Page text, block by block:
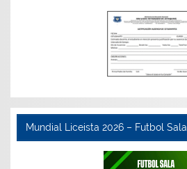
Mundial Liceista 2026 – Futbol Sala